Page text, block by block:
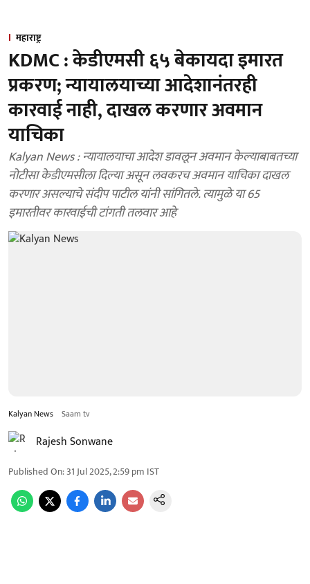
महाराष्ट्र
KDMC : केडीएमसी ६५ बेकायदा इमारत
प्रकरण; न्यायालयाच्या आदेशानंतरही
कारवाई नाही, दाखल करणार अवमान
याचिका
Kalyan News : न्यायालयाचा आदेश डावलून अवमान केल्याबाबतच्या
नोटीसा केडीएमसीला दिल्या असून लवकरच अवमान याचिका दाखल
करणार असल्याचे संदीप पाटील यांनी सांगितले. त्यामुळे या 65
इमारतीवर कारवाईची टांगती तलवार आहे
Kalyan News Saam tv
Rajesh Sonwane
Published On:31 Jul 2025, 2:59 pm IST